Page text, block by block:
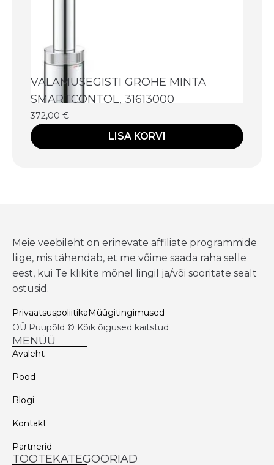
VALAMUSEGISTI GROHE MINTA
SMARTCONTOL, 31613000
372,00 €
LISA KORVI
Meie veebileht on erinevate affiliate programmide
liige, mis tähendab, et me võime saada raha selle
eest, kui Te klikite mõnel lingil ja/või sooritate sealt
ostusid.
PrivaatsuspoliitikaMüügitingimused
OÜ Puupõld © Kõik õigused kaitstud
MENÜÜ
Avaleht
Pood
Blogi
Kontakt
Partnerid
TOOTEKATEGOORIAD